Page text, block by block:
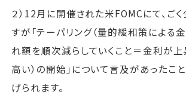
２）12月に開催された米FOMCにて、ご
すが「テーパリング（量的緩和策による
れ額を順次減らしていくこと＝金利が
高い）の開始」について言及があったこ
げられます。